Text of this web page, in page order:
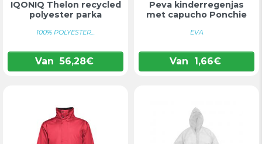
IQONIQ Thelon recycled
polyester parka
100% POLYESTER...
Van 56,28€
Peva kinderregenjas
met capucho Ponchie
EVA
Van 1,66€